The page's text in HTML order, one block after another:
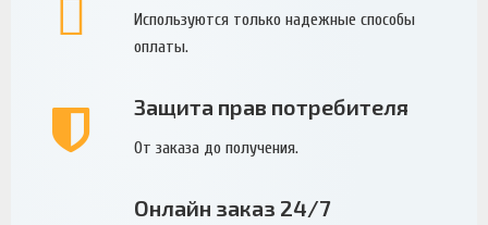
Используются только надежные способы
оплаты.
Защита прав потребителя
От заказа до получения.
Онлайн заказ 24/7